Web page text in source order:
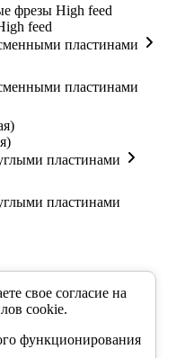
фрезы High feed
feed
пластинами
пластинами
пластинами
пластинами
пластинами
пластинами
свое согласие на
cookie.
функционирования